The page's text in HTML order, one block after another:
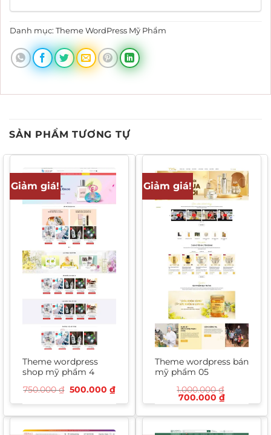
Danh mục: Theme WordPress Mỹ Phẩm
SẢN PHẨM TƯƠNG TỰ
Giảm giá!
Theme wordpress
shop mỹ phẩm 4
750.000₫ Giá
gốc
500.000 ₫Giá
hiện
tại
500.000 ₫.
Giảm giá!
Theme wordpress bán
mỹ phẩm 05
1.000.000₫
Giá
gốc
1.000.000 ₫.
700.000 ₫Giá
là:
700.000